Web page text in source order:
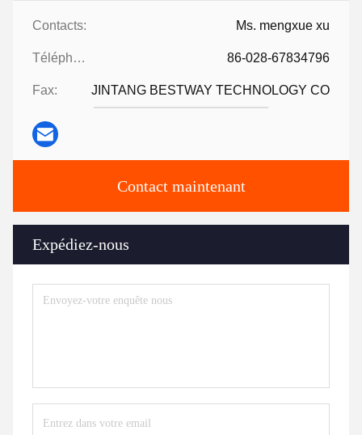
Contacts: Ms. mengxue xu
Téléphone: 86-028-67834796
Fax: JINTANG BESTWAY TECHNOLOGY CO
Contact maintenant
Expédiez-nous